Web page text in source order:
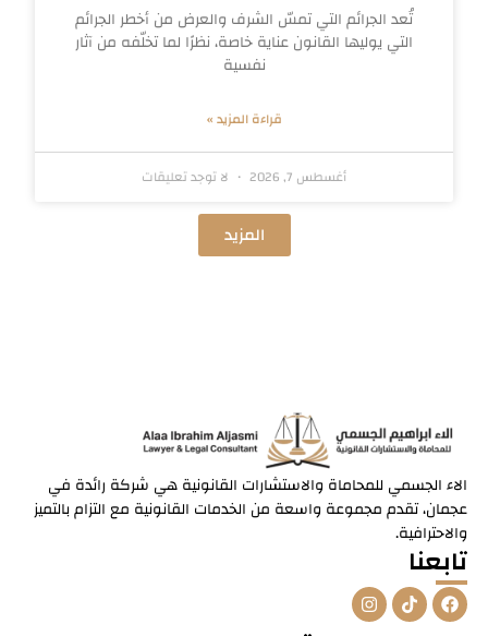
تُعد الجرائم التي تمسّ الشرف والعرض من أخطر الجرائم
التي يوليها القانون عناية خاصة، نظرًا لما تخلّفه من آثار
نفسية
قراءة المزيد »
أغسطس 7, 2026 لا توجد تعليقات
المزيد
الاء الجسمي للمحاماة والاستشارات القانونية هي شركة رائدة في
عجمان، تقدم مجموعة واسعة من الخدمات القانونية مع التزام بالتميز
والاحترافية.
تابعنا
F
a
c
T
i
k
I
n
s